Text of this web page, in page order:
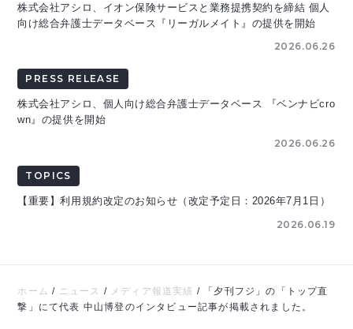
株式会社アシロ、イオン保険サービスと業務提携契約を締結 個人
向け総合弁護士データベース『リーガルメイト』の提供を開始
2026.06.26
PRESS RELEASE
株式会社アシロ、個人向け総合弁護士データベース 『ベンナビcro
wn』の提供を開始
2026.06.26
TOPICS
【重要】利用規約改定のお知らせ（改定予定日：2026年7月1日）
2026.06.19
ホーム / ニュース / メディア報道実績 /
「夕刊フジ」の「トップ直
撃」にて代表 中山博登のインタビュー記事が掲載されました。